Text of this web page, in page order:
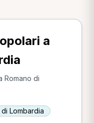
a
Romano di
Lombardia